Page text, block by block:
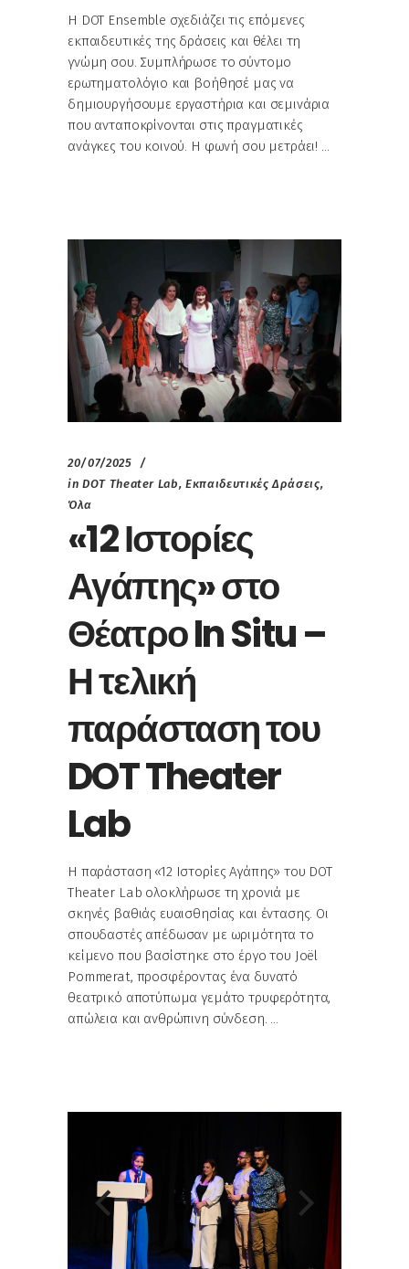
Η DOT Ensemble σχεδιάζει τις επόμενες
εκπαιδευτικές της δράσεις και θέλει τη
γνώμη σου. Συμπλήρωσε το σύντομο
ερωτηματολόγιο και βοήθησέ μας να
δημιουργήσουμε εργαστήρια και σεμινάρια
που ανταποκρίνονται στις πραγματικές
ανάγκες του κοινού. Η φωνή σου μετράει!
20/07/2025
in DOT Theater Lab,Εκπαιδευτικές Δράσεις,
Όλα
«12 Ιστορίες
Αγάπης» στο
Θέατρο In Situ –
Η τελική
παράσταση του
DOT Theater
Lab
Η παράσταση «12 Ιστορίες Αγάπης» του DOT
Theater Lab ολοκλήρωσε τη χρονιά με
σκηνές βαθιάς ευαισθησίας και έντασης. Οι
σπουδαστές απέδωσαν με ωριμότητα το
κείμενο που βασίστηκε στο έργο του Joël
Pommerat, προσφέροντας ένα δυνατό
θεατρικό αποτύπωμα γεμάτο τρυφερότητα,
απώλεια και ανθρώπινη σύνδεση.